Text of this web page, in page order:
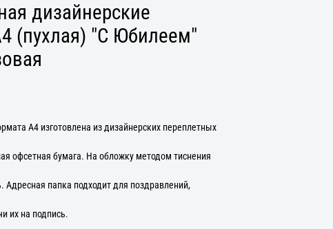
дизайнерские
(пухлая) "С Юбилеем"
А4 изготовлена из дизайнерских переплетных
офсетная бумага. На обложку методом тиснения
Адресная папка подходит для поздравлений,
их на подпись.